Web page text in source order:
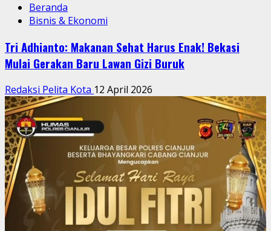
Beranda
Bisnis & Ekonomi
Tri Adhianto: Makanan Sehat Harus Enak! Bekasi
Mulai Gerakan Baru Lawan Gizi Buruk
Redaksi Pelita Kota 12 April 2026